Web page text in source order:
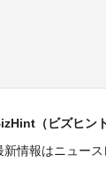
（ビズヒン
新情報はニュー